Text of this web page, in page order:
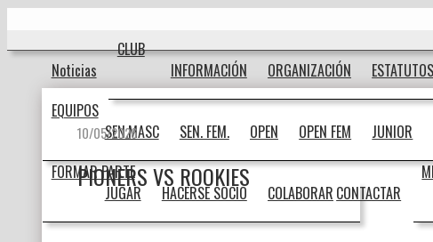
Noticias
CLUB
INFORMACIÓN
ORGANIZACIÓN ESTATUTOS
EQUIPOS
SEN.MASC
SEN. FEM. OPEN OPEN FEM JUNIOR
FORMAR PARTE
JUGAR
HACERSE SOCIO COLABORAR CONTACTAR
10/05/2026
PIONERS VS ROOKIES